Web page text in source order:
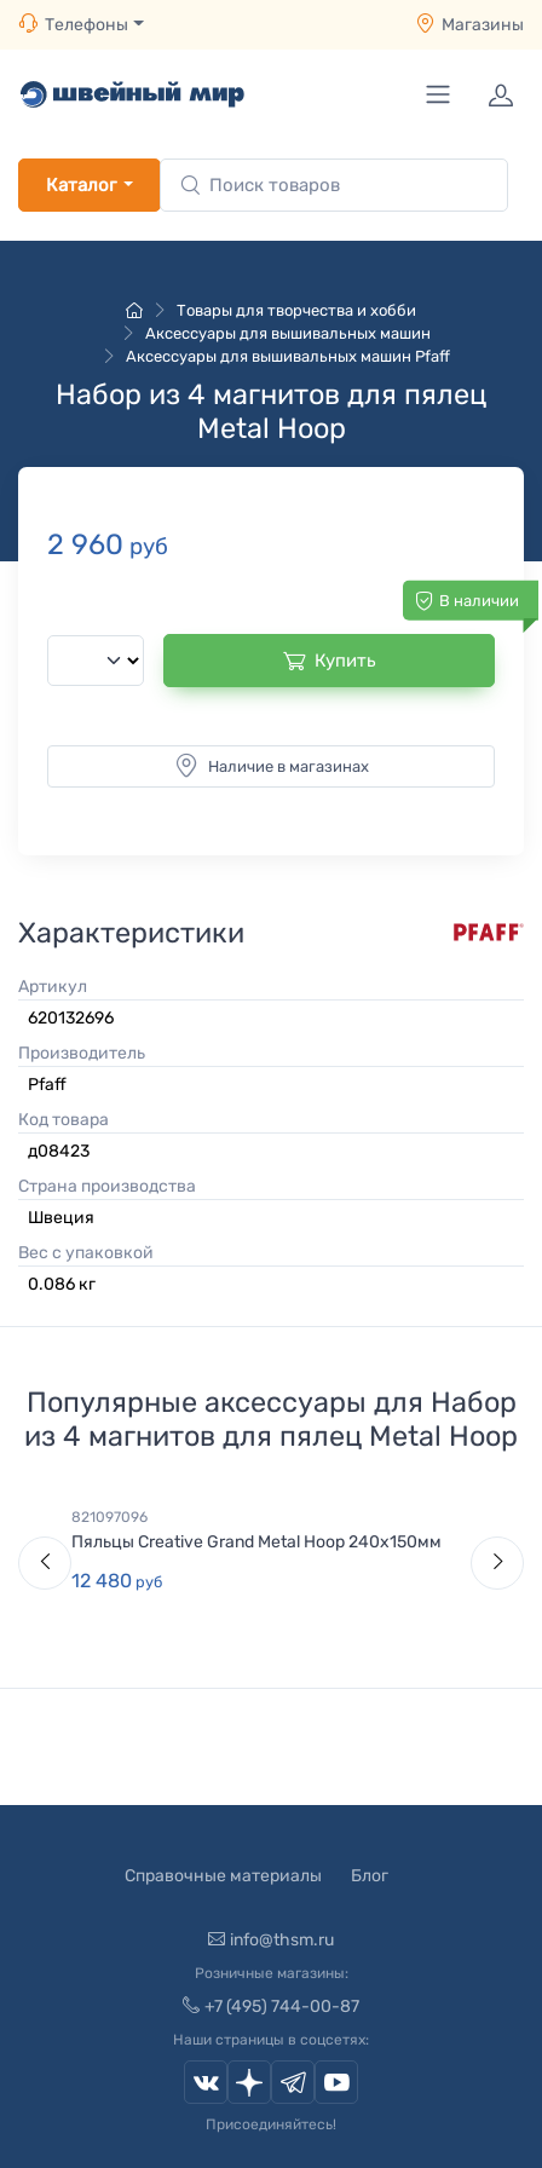
Телефоны Магазины
Каталог
Товары для творчества и хобби
Аксессуары для вышивальных машин
Аксессуары для вышивальных машин Pfaff
Набор из 4 магнитов для пялец
Metal Hoop
2 960 руб
В наличии
Купить
Наличие в магазинах
Характеристики
Артикул
620132696
Производитель
Pfaff
Код товара
д08423
Страна производства
Швеция
Вес с упаковкой
0.086 кг
Популярные аксессуары для Набор
из 4 магнитов для пялец Metal Hoop
821097096
Пяльцы Creative Grand Metal Hoop 240x150мм
12 480 руб
Справочные материалы Блог
info@thsm.ru
Розничные магазины:
+7 (495) 744-00-87
Наши страницы в соцсетях:
Присоединяйтесь!